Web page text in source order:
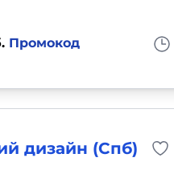
Промокод
дизайн (Спб)